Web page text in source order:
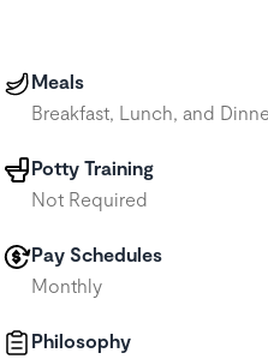
Meals
Breakfast, Lunch, and
Potty Training
Not Required
Pay Schedules
Monthly
Philosophy